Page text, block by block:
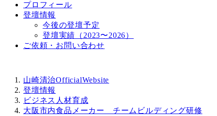
プロフィール
登壇情報
今後の登壇予定
登壇実績（2023〜2026）
ご依頼・お問い合わせ
山崎清治OfficialWebsite
登壇情報
ビジネス人材育成
大阪市内食品メーカー チームビルディング研修